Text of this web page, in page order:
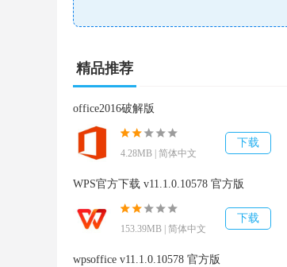
非常快
只需1-2秒就能实现现场连接（音频或视
用文字、链接或表情符号说出来。
可定制的窗口
为协作而优化的体验。
一起在房间里见面和工作
精品推荐
office2016破解版
4.28MB | 简体中文
下载
WPS官方下载 v11.1.0.10578 官方版
153.39MB | 简体中文
下载
wpsoffice v11.1.0.10578 官方版